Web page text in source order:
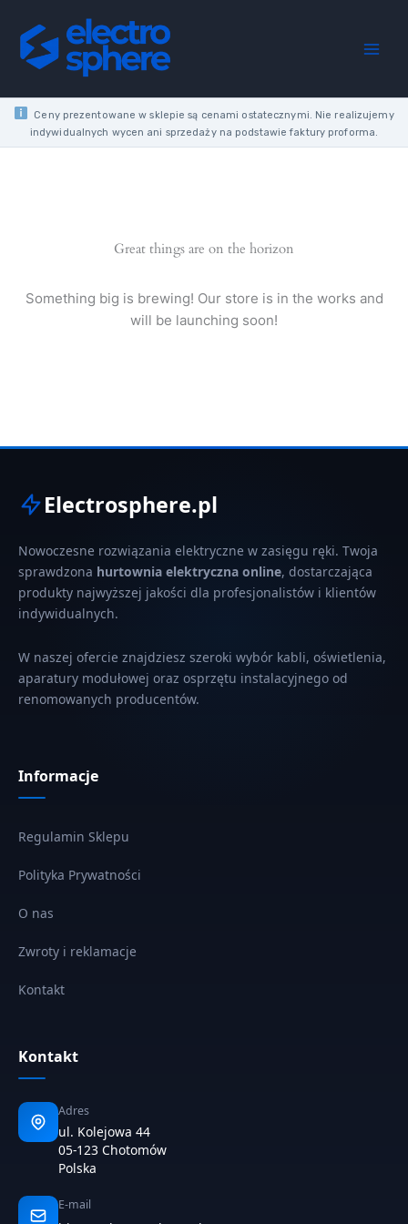
content
Ceny prezentowane w sklepie są cenami ostatecznymi. Nie realizujemy
indywidualnych wycen ani sprzedaży na podstawie faktury proforma.
Great things are on the horizon
Something big is brewing! Our store is in the works and
will be launching soon!
Electrosphere.pl
Nowoczesne rozwiązania elektryczne w zasięgu ręki. Twoja
sprawdzona hurtownia elektryczna online, dostarczająca
produkty najwyższej jakości dla profesjonalistów i klientów
indywidualnych.
W naszej ofercie znajdziesz szeroki wybór kabli, oświetlenia,
aparatury modułowej oraz osprzętu instalacyjnego od
renomowanych producentów.
Informacje
Regulamin Sklepu
Polityka Prywatności
O nas
Zwroty i reklamacje
Kontakt
Kontakt
Adres
ul. Kolejowa 44
05-123 Chotomów
Polska
E-mail
SIDE
MOUNTING
quantity